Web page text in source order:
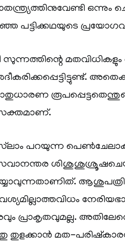
പട്ടിക്കഥയുടെ
സുന്നത്തിന്റെ
പറയുന്ന
പ്രാകൃതവുമല്ല.
തുളക്കാൻ മത-